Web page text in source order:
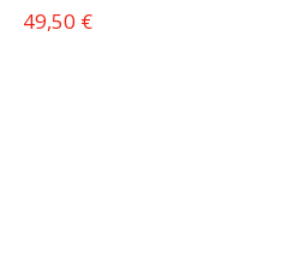
49,50 €